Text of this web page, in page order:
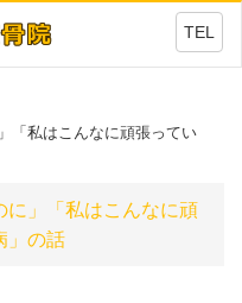
TEL
「私はこんなに頑張ってい
に」「私はこんなに頑
」の話